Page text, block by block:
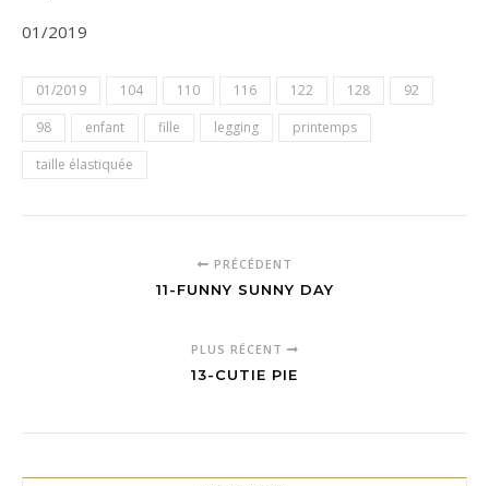
01/2019
01/2019 104 110 116 122 128
92
98
enfant fille legging
printemps
taille élastiquée
PRÉCÉDENT
11-FUNNY SUNNY DAY
PLUS RÉCENT
13-CUTIE PIE